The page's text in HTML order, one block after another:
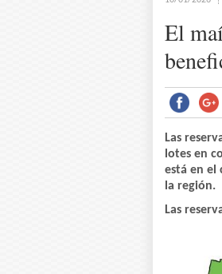
El
Las
lotes en
está en el
la región.
Las